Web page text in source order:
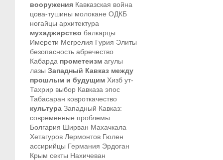
вооружения Кавказская война
цова-тушины молокане ОДКБ
ногайцы архитектура
мухаджирство балкарцы
Имерети Мегрелия Гурия Элиты
безопасность абречество
Кабарда прометеизм агулы
лазы Западный Кавказ между
прошлым и будущим Хизб ут-
Тахрир выбор Кавказа эпос
Табасаран ковроткачество
культура Западный Кавказ:
современные проблемы
Болгария Ширван Махачкала
Хетагуров Лермонтов Гюлен
ассирийцы Германия Эрдоган
Крым секты Нахичеван